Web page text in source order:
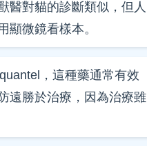
醫對貓的診斷類似，但人
微鏡看樣本。
，這種藥通常有效
遠勝於治療，因為治療雖